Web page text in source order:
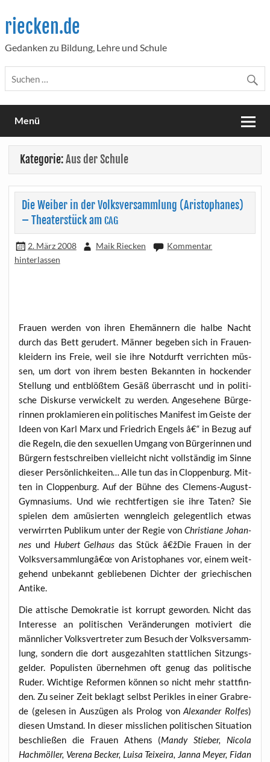
content
riecken.de
Gedanken zu Bildung, Lehre und Schule
Menü
Kategorie:Aus der Schule
Die Weiber in der Volksversammlung (Aristophanes)
– Theaterstück amCAG
2. März 2008 Maik Riecken
Kommentar
hinterlassen
Frau­en wer­den von ihren Ehe­män­nern die hal­be Nacht
durch das Bett geru­dert. Män­ner bege­ben sich in Frau­en­
klei­dern ins Freie, weil sie ihre Not­durft ver­rich­ten müs­
sen, um dort von ihrem bes­ten Bekann­ten in hocken­der
Stel­lung und ent­blöß­tem Gesäß über­rascht und in poli­ti­
sche Dis­kur­se ver­wi­ckelt zu wer­den. Ange­se­he­ne Bür­ge­
rin­nen pro­kla­mie­ren ein poli­ti­sches Mani­fest im Geis­te der
Ideen von Karl Marx und Fried­rich Engels â€“ in Bezug auf
die Regeln, die den sexu­el­len Umgang von Bür­ge­rin­nen und
Bür­gern fest­schrei­ben viel­leicht nicht voll­stän­dig im Sin­ne
die­ser Per­sön­lich­kei­ten… Alle tun das in Clop­pen­burg. Mit­
ten in Clop­pen­burg. Auf der Büh­ne des Cle­mens-August-
Gym­na­si­ums. Und wie recht­fer­ti­gen sie ihre Taten? Sie
spie­len dem amü­sier­ten wenn­gleich gele­gent­lich etwas
ver­wirr­ten Publi­kum unter der Regie von Chris­tia­ne Johan­
nes und Hubert Gel­haus das Stück â€žDie Frau­en in der
Volksversammlungâ€œ von Aris­to­pha­nes vor, einem weit­
ge­hend unbe­kannt geblie­be­nen Dich­ter der grie­chi­schen
Antike.
Die atti­sche Demo­kra­tie ist kor­rupt gewor­den. Nicht das
Inter­es­se an poli­ti­schen Ver­än­de­run­gen moti­viert die
männ­li­cher Volks­ver­tre­ter zum Besuch der Volks­ver­samm­
lung, son­dern die dort aus­ge­zahl­ten statt­li­chen Sit­zungs­
gel­der. Popu­lis­ten über­neh­men oft genug das poli­ti­sche
Ruder. Wich­ti­ge Refor­men kön­nen so nicht mehr statt­fin­
den. Zu sei­ner Zeit beklagt selbst Peri­kles in einer Grab­re­
de (gele­sen in Aus­zü­gen als Pro­log vonAlex­an­der Rol­fes)
die­sen Umstand. In die­ser miss­li­chen poli­ti­schen Situa­ti­on
beschlie­ßen die Frau­en Athens (Man­dy Stie­ber, Nico­la
Hach­m­öl­ler, Vere­na Becker, Lui­sa Teixei­ra, Jan­na Mey­er, Fidan